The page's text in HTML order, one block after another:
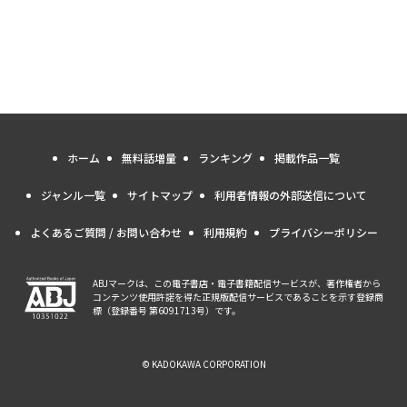
ホーム 無料話増量 ランキング 掲載作品一覧
ジャンル一覧 サイトマップ 利用者情報の外部送信について
よくあるご質問 / お問い合わせ 利用規約 プライバシーポリシー
ABJマークは、この電子書店・電子書籍配信サービスが、著作権者から
コンテンツ使用許諾を得た正規版配信サービスであることを示す登録商
標（登録番号 第6091713号）です。
© KADOKAWA CORPORATION